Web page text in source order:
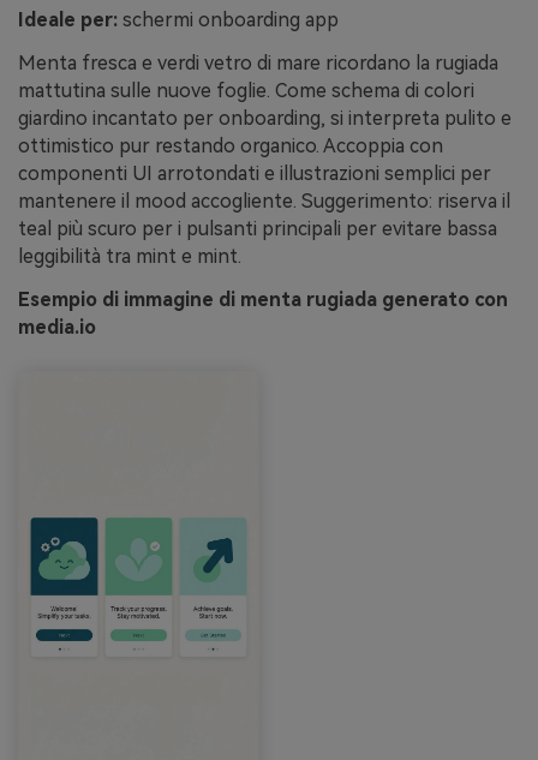
Ideale per: schermi onboarding app
Menta fresca e verdi vetro di mare ricordano la rugiada
mattutina sulle nuove foglie. Come schema di colori
giardino incantato per onboarding, si interpreta pulito e
ottimistico pur restando organico. Accoppia con
componenti UI arrotondati e illustrazioni semplici per
mantenere il mood accogliente. Suggerimento: riserva il
teal più scuro per i pulsanti principali per evitare bassa
leggibilità tra mint e mint.
Esempio di immagine di menta rugiada generato con
media.io